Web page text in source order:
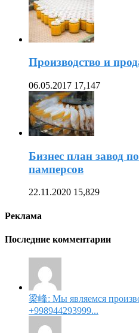
Производство и
06.05.2017 17,147
Бизнес план завод
памперсов
22.11.2020 15,829
Реклама
Последние комментарии
梁峰: Мы являемся
+998944293999...